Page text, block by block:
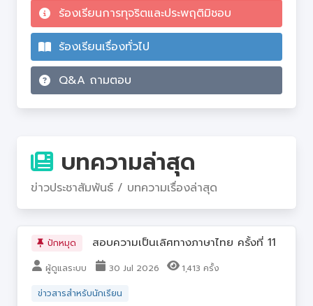
ร้องเรียนการทุจริตและประพฤติมิชอบ
ร้องเรียนเรื่องทั่วไป
Q&A ถามตอบ
บทความล่าสุด
ข่าวประชาสัมพันธ์ / บทความเรื่องล่าสุด
ปักหมุด สอบความเป็นเลิศทางภาษาไทย ครั้งที่ 11
ผู้ดูแลระบบ 30 Jul 2026
1,413 ครั้ง
ข่าวสารสำหรับนักเรียน